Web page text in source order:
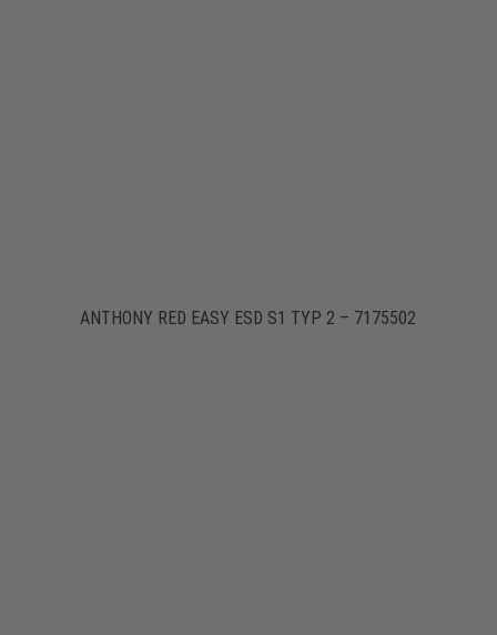
ANTHONY RED EASY ESD S1 TYP 2 – 7175502